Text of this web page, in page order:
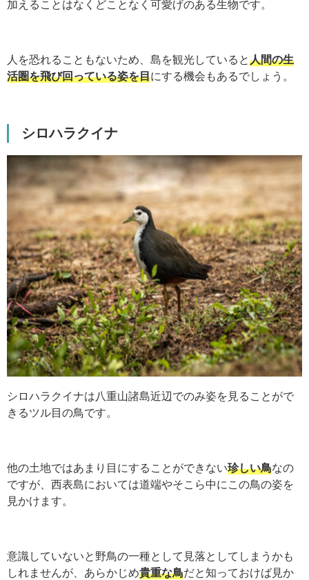
加えることはなくどことなく可愛げのある生物です。
人を恐れることもないため、島を観光していると人間の生
活圏を飛び回っている姿を目にする機会もあるでしょう。
シロハラクイナ
シロハラクイナは八重山諸島近辺でのみ姿を見ることがで
きるツル目の鳥です。
他の土地ではあまり目にすることができない珍しい鳥なの
ですが、西表島においては道端やそこら中にこの鳥の姿を
見かけます。
意識していないと野鳥の一種として見落としてしまうかも
しれませんが、あらかじめ貴重な鳥だと知っておけば見か